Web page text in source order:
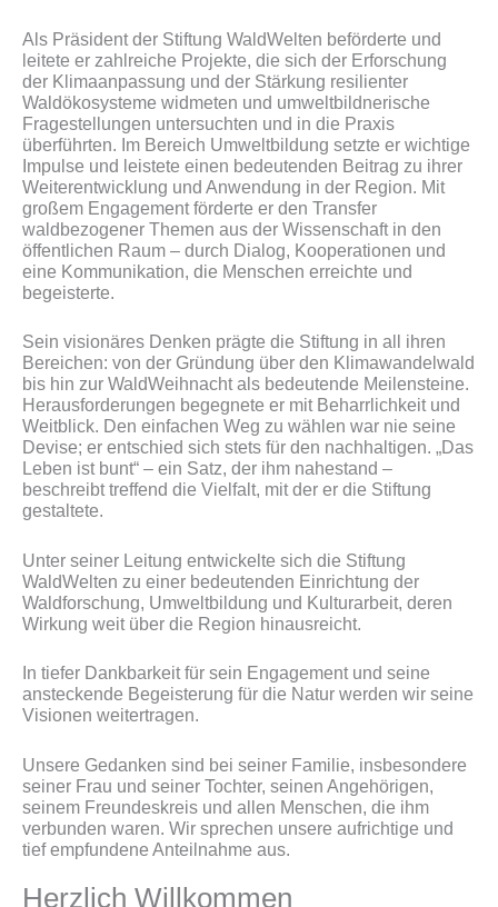
Als Präsident der Stiftung WaldWelten beförderte und
leitete er zahlreiche Projekte, die sich der Erforschung
der Klimaanpassung und der Stärkung resilienter
Waldökosysteme widmeten und umweltbildnerische
Fragestellungen untersuchten und in die Praxis
überführten. Im Bereich Umweltbildung setzte er wichtige
Impulse und leistete einen bedeutenden Beitrag zu ihrer
Weiterentwicklung und Anwendung in der Region. Mit
großem Engagement förderte er den Transfer
waldbezogener Themen aus der Wissenschaft in den
öffentlichen Raum – durch Dialog, Kooperationen und
eine Kommunikation, die Menschen erreichte und
begeisterte.
Sein visionäres Denken prägte die Stiftung in all ihren
Bereichen: von der Gründung über den Klimawandelwald
bis hin zur WaldWeihnacht als bedeutende Meilensteine.
Herausforderungen begegnete er mit Beharrlichkeit und
Weitblick. Den einfachen Weg zu wählen war nie seine
Devise; er entschied sich stets für den nachhaltigen. „Das
Leben ist bunt“ – ein Satz, der ihm nahestand –
beschreibt treffend die Vielfalt, mit der er die Stiftung
gestaltete.
Unter seiner Leitung entwickelte sich die Stiftung
WaldWelten zu einer bedeutenden Einrichtung der
Waldforschung, Umweltbildung und Kulturarbeit, deren
Wirkung weit über die Region hinausreicht.
In tiefer Dankbarkeit für sein Engagement und seine
ansteckende Begeisterung für die Natur werden wir seine
Visionen weitertragen.
Unsere Gedanken sind bei seiner Familie, insbesondere
seiner Frau und seiner Tochter, seinen Angehörigen,
seinem Freundeskreis und allen Menschen, die ihm
verbunden waren. Wir sprechen unsere aufrichtige und
tief empfundene Anteilnahme aus.
Herzlich Willkommen